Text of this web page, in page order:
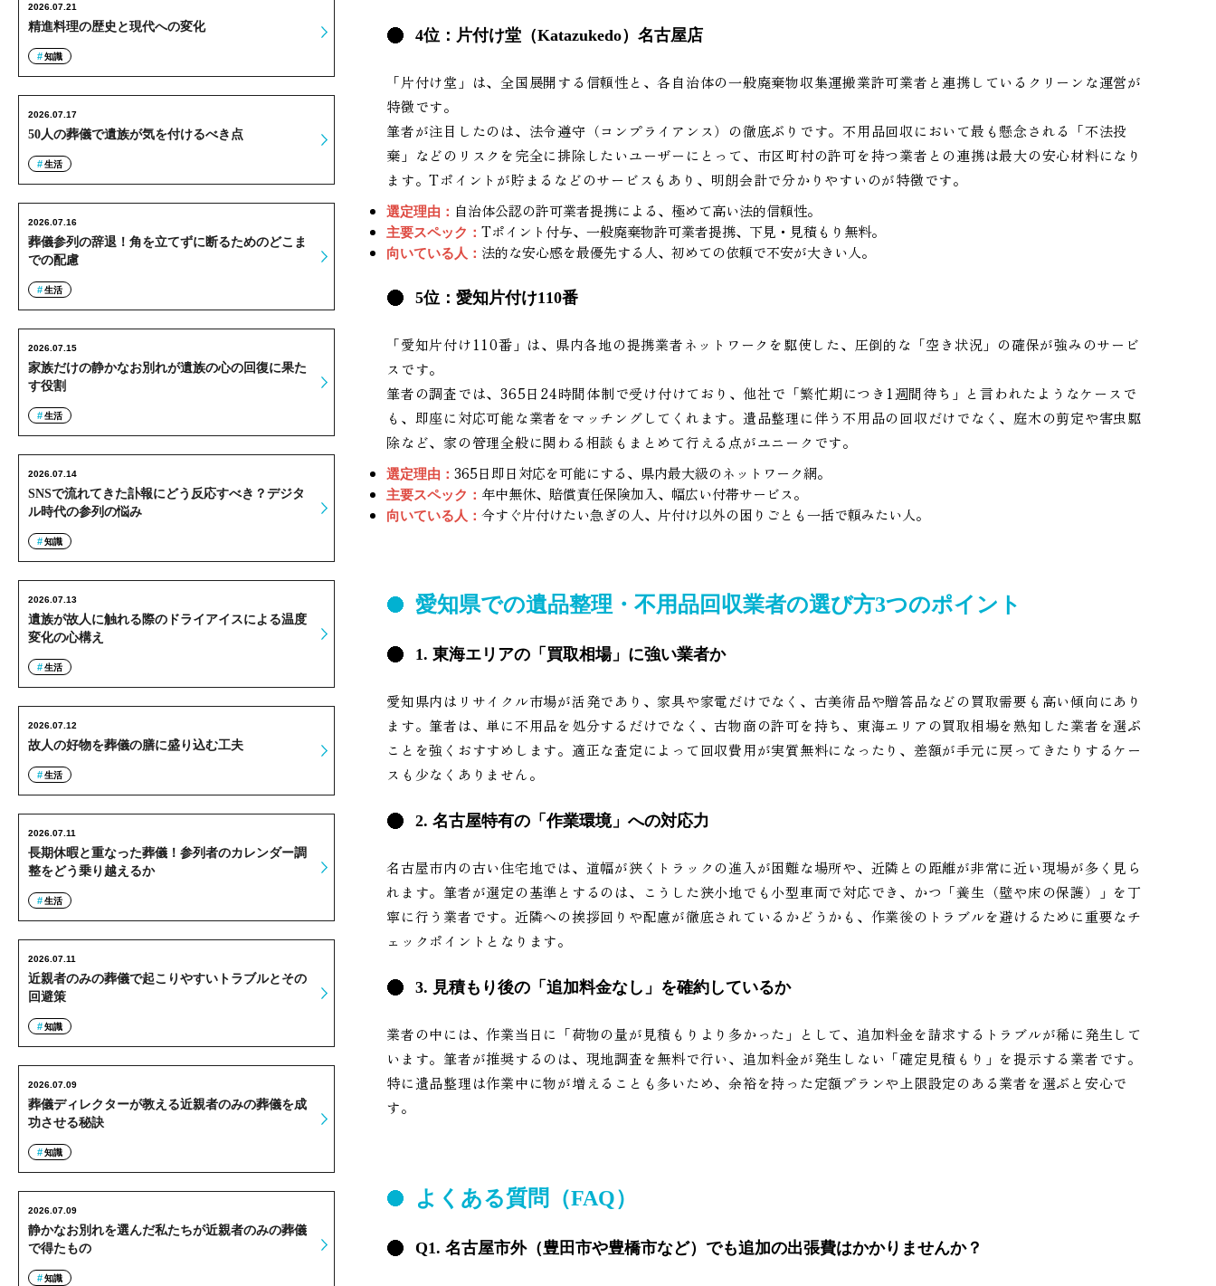
4位：片付け堂（Katazukedo）名古屋店
「片付け堂」は、全国展開する信頼性と、各自治体の一般廃棄物収集運搬業許可業者と連携しているクリーンな運営が
特徴です。
筆者が注目したのは、法令遵守（コンプライアンス）の徹底ぶりです。不用品回収において最も懸念される「不法投
棄」などのリスクを完全に排除したいユーザーにとって、市区町村の許可を持つ業者との連携は最大の安心材料になり
ます。Tポイントが貯まるなどのサービスもあり、明朗会計で分かりやすいのが特徴です。
選定理由： 自治体公認の許可業者提携による、極めて高い法的信頼性。
主要スペック： Tポイント付与、一般廃棄物許可業者提携、下見・見積もり無料。
向いている人： 法的な安心感を最優先する人、初めての依頼で不安が大きい人。
5位：愛知片付け110番
「愛知片付け110番」は、県内各地の提携業者ネットワークを駆使した、圧倒的な「空き状況」の確保が強みのサービ
スです。
筆者の調査では、365日24時間体制で受け付けており、他社で「繁忙期につき1週間待ち」と言われたようなケースで
も、即座に対応可能な業者をマッチングしてくれます。遺品整理に伴う不用品の回収だけでなく、庭木の剪定や害虫駆
除など、家の管理全般に関わる相談もまとめて行える点がユニークです。
選定理由： 365日即日対応を可能にする、県内最大級のネットワーク網。
主要スペック： 年中無休、賠償責任保険加入、幅広い付帯サービス。
向いている人： 今すぐ片付けたい急ぎの人、片付け以外の困りごとも一括で頼みたい人。
愛知県での遺品整理・不用品回収業者の選び方3つのポイント
1. 東海エリアの「買取相場」に強い業者か
愛知県内はリサイクル市場が活発であり、家具や家電だけでなく、古美術品や贈答品などの買取需要も高い傾向にあり
ます。筆者は、単に不用品を処分するだけでなく、古物商の許可を持ち、東海エリアの買取相場を熟知した業者を選ぶ
ことを強くおすすめします。適正な査定によって回収費用が実質無料になったり、差額が手元に戻ってきたりするケー
スも少なくありません。
2. 名古屋特有の「作業環境」への対応力
名古屋市内の古い住宅地では、道幅が狭くトラックの進入が困難な場所や、近隣との距離が非常に近い現場が多く見ら
れます。筆者が選定の基準とするのは、こうした狭小地でも小型車両で対応でき、かつ「養生（壁や床の保護）」を丁
寧に行う業者です。近隣への挨拶回りや配慮が徹底されているかどうかも、作業後のトラブルを避けるために重要なチ
ェックポイントとなります。
3. 見積もり後の「追加料金なし」を確約しているか
業者の中には、作業当日に「荷物の量が見積もりより多かった」として、追加料金を請求するトラブルが稀に発生して
います。筆者が推奨するのは、現地調査を無料で行い、追加料金が発生しない「確定見積もり」を提示する業者です。
特に遺品整理は作業中に物が増えることも多いため、余裕を持った定額プランや上限設定のある業者を選ぶと安心で
す。
よくある質問（FAQ）
Q1. 名古屋市外（豊田市や豊橋市など）でも追加の出張費はかかりませんか？
精進料理の歴史と現代への変化
2026.07.21
知識
50人の葬儀で遺族が気を付けるべき点
2026.07.17
生活
葬儀参列の辞退！角を立てずに断るためのどこま
での配慮
2026.07.16
生活
家族だけの静かなお別れが遺族の心の回復に果た
す役割
2026.07.15
生活
SNSで流れてきた訃報にどう反応すべき？デジタ
ル時代の参列の悩み
2026.07.14
知識
遺族が故人に触れる際のドライアイスによる温度
変化の心構え
2026.07.13
生活
故人の好物を葬儀の膳に盛り込む工夫
2026.07.12
生活
長期休暇と重なった葬儀！参列者のカレンダー調
整をどう乗り越えるか
2026.07.11
生活
近親者のみの葬儀で起こりやすいトラブルとその
回避策
2026.07.11
知識
葬儀ディレクターが教える近親者のみの葬儀を成
功させる秘訣
2026.07.09
知識
静かなお別れを選んだ私たちが近親者のみの葬儀
で得たもの
2026.07.09
知識